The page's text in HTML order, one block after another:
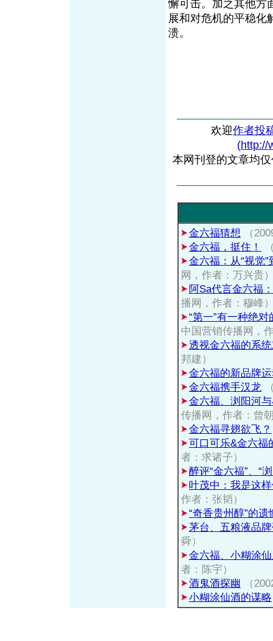
懈可击。加之其他方
展和对危机的平稳化
溃。
欢迎作者投
(http://
本网刊登的文章均
金六福猜想
（
金六福，挺住！
金六福：从“视觉
网，作者：万兴贵
阿Sa代言金六福
播网，作者：穆峰
“第一”有一种绝
中国营销传播网，
透视金六福的系
邦建）
金六福的新品牌
金六福携手汉龙
金六福、浏阳河
传播网，作者：曾
金六福寻翅欲飞？
可口可乐&金六福
者：求诸子）
醉评“金六福”、“
叶茂中：我是这
作者：张韬）
“奇香贵州醇”的遗
茅台、五粮液品
舜）
金六福、小糊涂
者：陈宇）
酒鬼酒探幽
（
小糊涂仙酒的谋略